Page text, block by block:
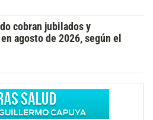
cobran jubilados y
agosto de 2026, según el